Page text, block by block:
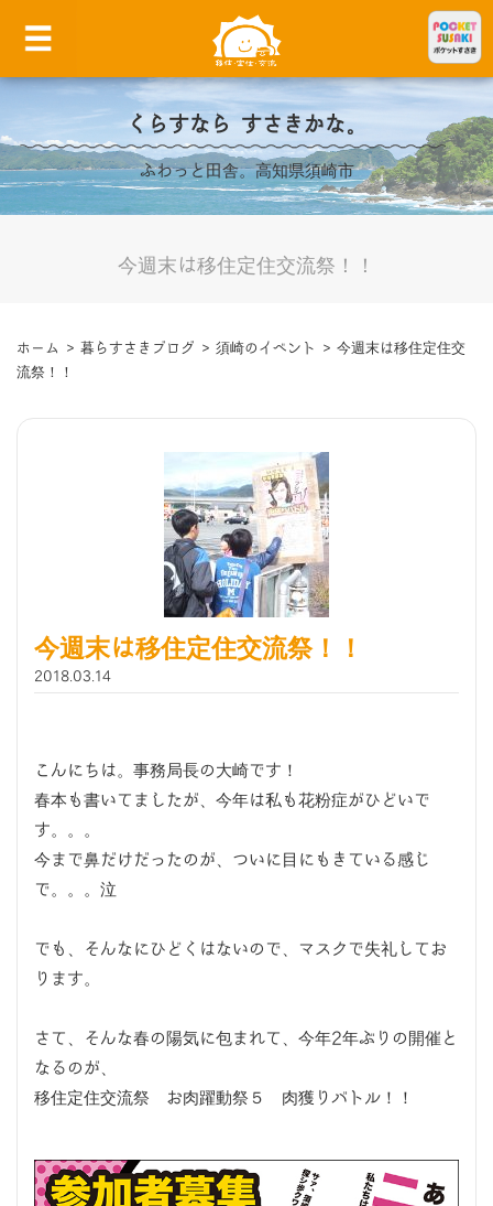
くらすなら すさきかな。
ふわっと田舎。高知県須崎市
今週末は移住定住交流祭！！
ホーム > 暮らすさきブログ > 須崎のイベント > 今週末は移住定住交
流祭！！
今週末は移住定住交流祭！！
2018.03.14
こんにちは。事務局長の大崎です！
春本も書いてましたが、今年は私も花粉症がひどいで
す。。。
今まで鼻だけだったのが、ついに目にもきている感じ
で。。。泣
でも、そんなにひどくはないので、マスクで失礼してお
ります。
さて、そんな春の陽気に包まれて、今年2年ぶりの開催と
なるのが、
移住定住交流祭 お肉躍動祭５ 肉獲りバトル！！